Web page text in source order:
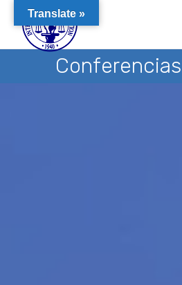
Translate »